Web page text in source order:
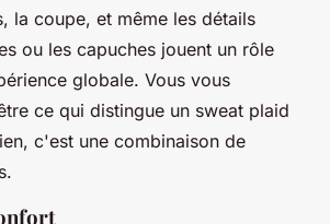
la coupe, et même les détails
ou les capuches jouent un rôle
globale. Vous vous
ce qui distingue un sweat plaid
c'est une combinaison de